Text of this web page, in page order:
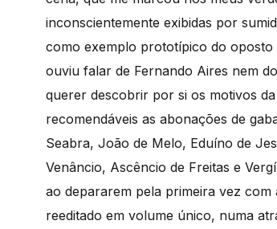
inconscientemente exibidas por
como exemplo prototípico do
ouviu falar de Fernando Aires nem
querer descobrir por si os motivos
recomendáveis as abonações de
Seabra, João de Melo, Eduíno de
Venâncio, Ascêncio de Freitas e
ao depararem pela primeira vez
reeditado em volume único, numa